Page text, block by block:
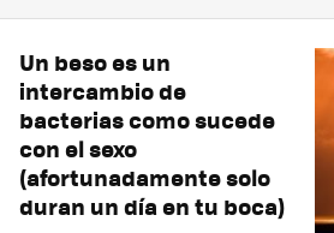
Un beso es un
intercambio de
bacterias como sucede
con el sexo
(afortunadamente solo
duran un día en tu boca)